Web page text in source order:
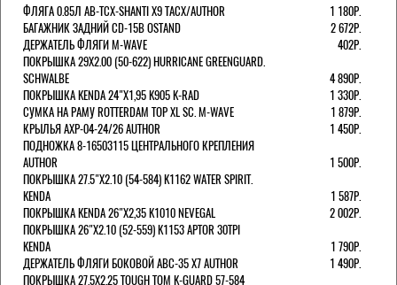
ФЛЯГА 0.85Л AB-TCX-SHANTI X9 TACX/AUTHOR
1 180Р.
БАГАЖНИК ЗАДНИЙ CD-15B OSTAND
2 672Р.
ДЕРЖАТЕЛЬ ФЛЯГИ M-WAVE
402Р.
ПОКРЫШКА 29X2.00 (50-622) HURRICANE GREENGUARD.
SCHWALBE
4 890Р.
ПОКРЫШКА KENDA 24"Х1,95 K905 K-RAD
1 330Р.
СУМКА НА РАМУ ROTTERDAM TOP XL SC. M-WAVE
1 879Р.
КРЫЛЬЯ AXP-04-24/26 AUTHOR
1 450Р.
ПОДНОЖКА 8-16503115 ЦЕНТРАЛЬНОГО КРЕПЛЕНИЯ
AUTHOR
1 500Р.
ПОКРЫШКА 27.5"Х2.10 (54-584) K1162 WATER SPIRIT.
KENDA
1 587Р.
ПОКРЫШКА KENDA 26"Х2,35 K1010 NEVEGAL
2 002Р.
ПОКРЫШКА 26"Х2.10 (52-559) K1153 APTOR 30TPI
KENDA
1 790Р.
ДЕРЖАТЕЛЬ ФЛЯГИ БОКОВОЙ ABC-35 X7 AUTHOR
1 490Р.
ПОКРЫШКА 27.5X2.25 TOUGH TOM K-GUARD 57-584